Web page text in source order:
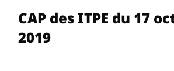
CAP des ITPE du 17
2019